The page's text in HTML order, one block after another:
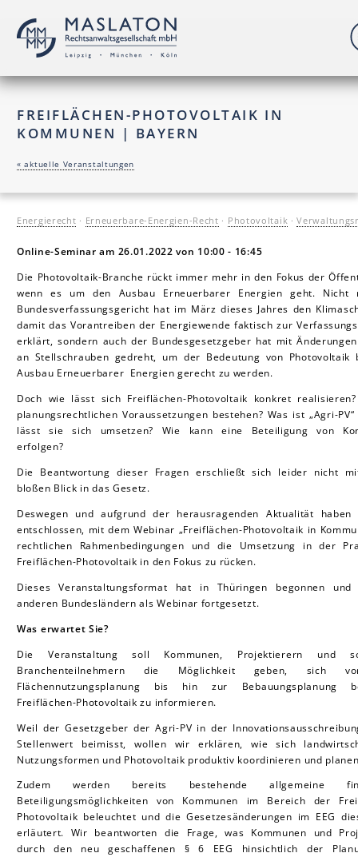
FREIFLÄCHEN-PHOTOVOLTAIK IN
KOMMUNEN | BAYERN
« aktuelle Veranstaltungen
Energierecht · Erneuerbare-Energien-Recht · Photovoltaik ·
Online-Seminar am 26.01.2022 von 10:00 - 16:45
Die Photovoltaik-Branche rückt immer mehr in den Fokus der
wenn es um den Ausbau Erneuerbarer Energien geht. Nicht
Bundesverfassungsgericht hat im März dieses Jahres den
damit das Vorantreiben der Energiewende faktisch zur
erklärt, sondern auch der Bundesgesetzgeber hat mit
an Stellschrauben gedreht, um der Bedeutung von Photovoltaik
Ausbau Erneuerbarer Energien gerecht zu werden.
Doch wie lässt sich Freiflächen-Photovoltaik konkret
planungsrechtlichen Voraussetzungen bestehen? Was ist „Agri-
lässt sie sich umsetzen? Wie kann eine Beteiligung von
erfolgen?
Die Beantwortung dieser Fragen erschließt sich leider nicht
bloßen Blick in das Gesetz.
Deswegen und aufgrund der herausragenden Aktualität
entschlossen, mit dem Webinar „Freiflächen-Photovoltaik in
rechtlichen Rahmenbedingungen und die Umsetzung in der
Freiflächen-Photovoltaik in den Fokus zu rücken.
Dieses Veranstaltungsformat hat in Thüringen begonnen
anderen Bundesländern als Webinar fortgesetzt.
Was erwartet Sie?
Die Veranstaltung soll Kommunen, Projektierern und
Branchenteilnehmern die Möglichkeit geben, sich
Flächennutzungsplanung bis hin zur Bebauungsplanung
Freiflächen-Photovoltaik zu informieren.
Weil der Gesetzgeber der Agri-PV in der
Stellenwert beimisst, wollen wir erklären, wie sich
Nutzungsformen und Photovoltaik produktiv koordinieren und
Zudem werden bereits bestehende allgemeine
Beteiligungsmöglichkeiten von Kommunen im Bereich der
Photovoltaik beleuchtet und die Gesetzesänderungen im EEG
erläutert. Wir beantworten die Frage, was Kommunen und
durch den neu geschaffenen § 6 EEG hinsichtlich der